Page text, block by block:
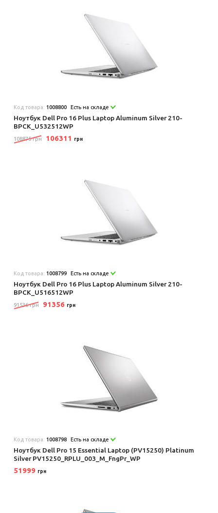
Код товара: 1008800 Есть на складе
Ноутбук Dell Pro 16 Plus Laptop Aluminum Silver 210-
BPCK_U532512WP
108875 грн 106311 грн
Код товара: 1008799 Есть на складе
Ноутбук Dell Pro 16 Plus Laptop Aluminum Silver 210-
BPCK_U516512WP
91536 грн 91356 грн
Код товара: 1008798 Есть на складе
Ноутбук Dell Pro 15 Essential Laptop (PV15250) Platinum
Silver PV15250_RPLU_003_M_FngPr_WP
51999 грн